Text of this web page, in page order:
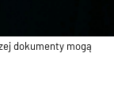
dokumenty mogą